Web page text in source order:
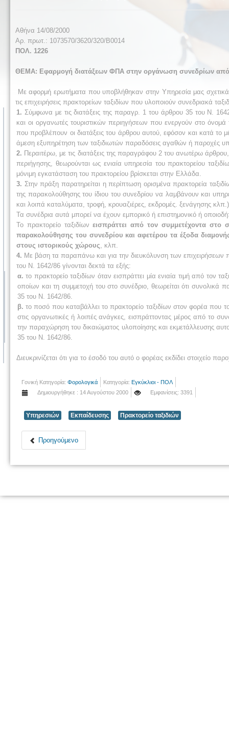
Αθήνα 14/08/2000
Αρ. πρωτ.: 1073570/3620/320/Β0014
ΠΟΛ. 1226
ΘΕΜΑ: Εφαρμογή διατάξεων ΦΠΑ στην οργάνωση συνεδρίων από
Με αφορμή ερωτήματα που υποβλήθηκαν στην Υπηρεσία μας
τις επιχειρήσεις πρακτορείων ταξιδίων που υλοποιούν συνεδριακά
1. Σύμφωνα με τις διατάξεις της παραγρ. 1 του άρθρου 35 του Ν.
και οι οργανωτές τουριστικών περιηγήσεων που ενεργούν στο
που προβλέπουν οι διατάξεις του άρθρου αυτού, εφόσον και κατά το
άμεση εξυπηρέτηση των ταξιδιωτών παραδόσεις αγαθών ή παροχές
2. Περαιτέρω, με τις διατάξεις της παραγράφου 2 του ανωτέρω άρθρου,
περιήγησης, θεωρούνται ως ενιαία υπηρεσία του πρακτορείου
μόνιμη εγκατάσταση του πρακτορείου βρίσκεται στην Ελλάδα.
3. Στην πράξη παρατηρείται η περίπτωση ορισμένα πρακτορεία
της παρακολούθησης του ίδιου του συνεδρίου να λαμβάνουν και
και λοιπά καταλύματα, τροφή, κρουαζιέρες, εκδρομές. ξενάγησης
Τα συνέδρια αυτά μπορεί να έχουν εμπορικό ή επιστημονικό ή
Το πρακτορείο ταξιδίωνεισπράττει από τον συμμετέχοντα στο
παρακολούθησης του συνεδρίου και αφετέρου τα έξοδα
στους ιστορικούς χώρους , κλπ.
4. Με βάση τα παραπάνω και για την διευκόλυνση των επιχειρήσεων
του Ν. 1642/86 γίνονται δεκτά τα εξής:
α. το πρακτορείο ταξιδίων όταν εισπράττει μία ενιαία τιμή από τον
οποίων και τη συμμετοχή του στο συνέδριο, θεωρείται ότι
35 του Ν. 1642/86.
β.το ποσό που καταβάλλει το πρακτορείο ταξιδίων στον φορέα που
στις οργανωτικές ή λοιπές ανάγκες, εισπράττοντας μέρος από το
την παραχώρηση του δικαιώματος υλοποίησης και εκμετάλλευσης
35 του Ν. 1642/86.
Διευκρινίζεται ότι για το έσοδό του αυτό ο φορέας εκδίδει στοιχείο
Γονική Κατηγορία: Φορολογικά Κατηγορία: Εγκύκλιοι - ΠΟΛ
Δημιουργήθηκε : 14 Αυγούστου 2000
Εμφανίσεις: 3391
Υπηρεσιών Εκπαίδευσης Πρακτορείο ταξιδιών
Προηγούμενο